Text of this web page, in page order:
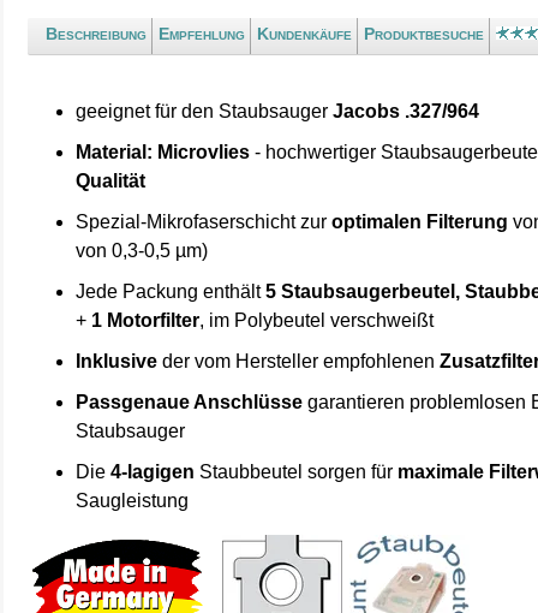
Beschreibung Empfehlung Kundenkäufe Produktbesuche
geeignet für den StaubsaugerJacobs .327/964
Material: Microvlies - hochwertiger
Qualität
Spezial-Mikrofaserschicht zuroptimalen Filterung
von 0,3-0,5 µm)
Jede Packung enthält5 Staubsaugerbeutel,
+ 1 Motorfilter, im Polybeutel verschweißt
Inklusive der vom Hersteller empfohlenen
Passgenaue Anschlüsse garantieren problemlosen
Staubsauger
Die4-lagigen Staubbeutel sorgen für maximale
Saugleistung